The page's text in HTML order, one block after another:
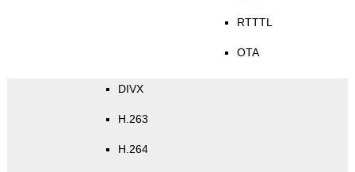
RTTTL
OTA
DIVX
H.263
H.264